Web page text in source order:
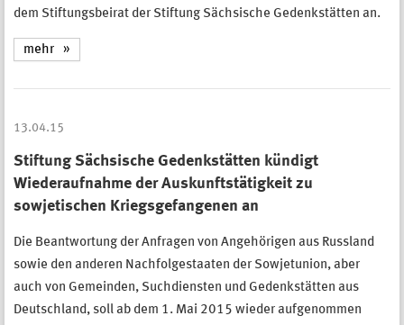
dem Stiftungsbeirat der Stiftung Sächsische Gedenkstätten an.
mehr
13.04.15
Stiftung Sächsische Gedenkstätten kündigt
Wiederaufnahme der Auskunftstätigkeit zu
sowjetischen Kriegsgefangenen an
Die Beantwortung der Anfragen von Angehörigen aus Russland
sowie den anderen Nachfolgestaaten der Sowjetunion, aber
auch von Gemeinden, Suchdiensten und Gedenkstätten aus
Deutschland, soll ab dem 1. Mai 2015 wieder aufgenommen